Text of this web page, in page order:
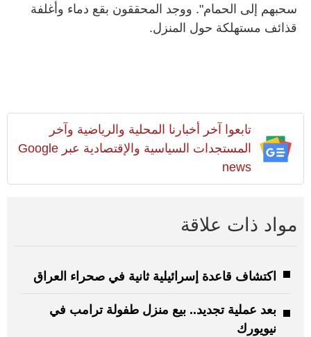
سحبهم إلى الحمام". ووجد المحققون بقع دماء وأغلفة
قذائف مستهلكة حول المنزل.
تابعوا آخر أخبارنا المحلية والرياضية وآخر
المستجدات السياسية والإقتصادية عبر Google
news
مواد ذات علاقة
اكتشاف قاعدة إسرائيلية ثانية في صحراء العراق
بعد عملية تجديد.. بيع منزل طفولة ترامب في
نيويورك